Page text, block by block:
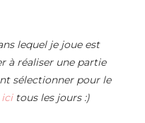
lequel je joue est
à réaliser une partie
sélectionner pour le
tous les jours :)